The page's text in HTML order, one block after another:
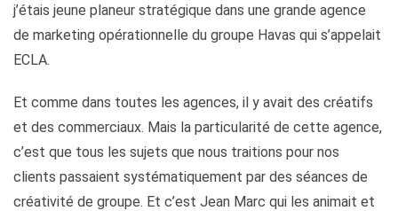
j’étais jeune planeur stratégique dans une grande agence
de marketing opérationnelle du groupe Havas qui s’appelait
ECLA.
Et comme dans toutes les agences, il y avait des créatifs
et des commerciaux. Mais la particularité de cette agence,
c’est que tous les sujets que nous traitions pour nos
clients passaient systématiquement par des séances de
créativité de groupe. Et c’est Jean Marc qui les animait et